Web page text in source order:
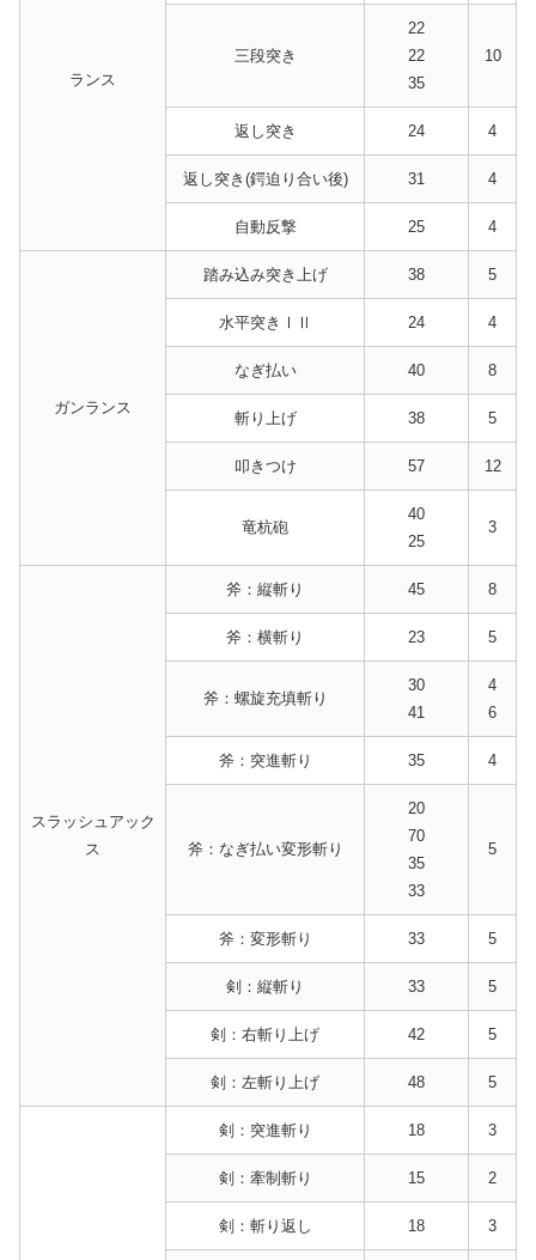
ランス
三段突き
22
22
35
10
返し突き 24 4
返し突き(鍔迫り合い後) 31 4
自動反撃 25 4
ガンランス
踏み込み突き上げ 38 5
水平突きⅠⅡ 24 4
なぎ払い 40 8
斬り上げ 38 5
叩きつけ 57 12
竜杭砲
40
25
3
スラッシュアック
ス
斧：縦斬り 45 8
斧：横斬り 23 5
斧：螺旋充填斬り
30
41
4
6
斧：突進斬り 35 4
斧：なぎ払い変形斬り
20
70
35
33
5
斧：変形斬り 33 5
剣：縦斬り 33 5
剣：右斬り上げ 42 5
剣：左斬り上げ 48 5
剣：突進斬り 18 3
剣：牽制斬り 15 2
剣：斬り返し 18 3